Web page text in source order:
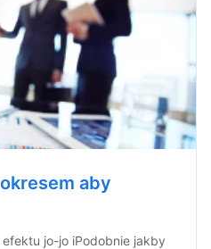
aby
jo-jo iPodobnie jakby